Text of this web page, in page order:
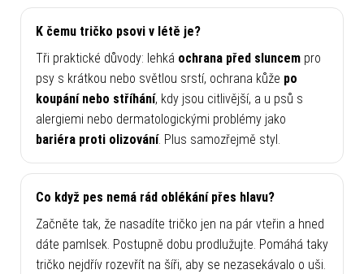
K čemu tričko psovi v létě je?
Tři praktické důvody: lehká ochrana před sluncem pro
psy s krátkou nebo světlou srstí, ochrana kůže po
koupání nebo stříhání, kdy jsou citlivější, a u psů s
alergiemi nebo dermatologickými problémy jako
bariéra proti olizování. Plus samozřejmě styl.
Co když pes nemá rád oblékání přes hlavu?
Začněte tak, že nasadíte tričko jen na pár vteřin a hned
dáte pamlsek. Postupně dobu prodlužujte. Pomáhá taky
tričko nejdřív rozevřít na šíři, aby se nezasekávalo o uši.